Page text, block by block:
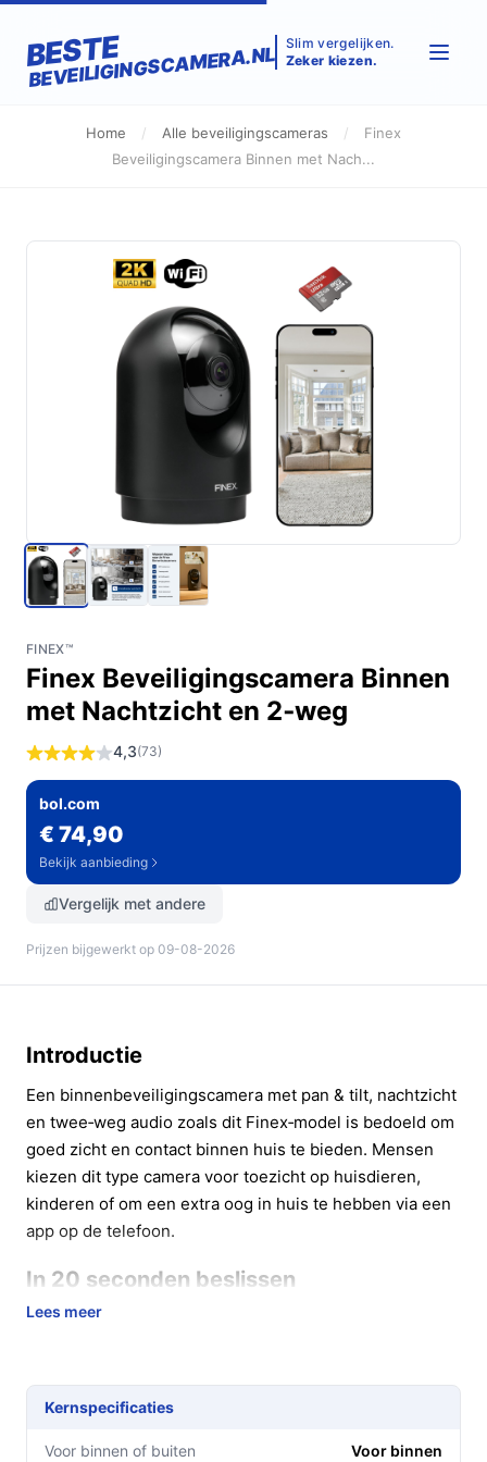
BESTE
BEVEILIGINGSCAMERA.NL Slim vergelijken.
Zeker kiezen.
Home / Alle beveiligingscameras /
Finex
Beveiligingscamera Binnen met Nach...
FINEX™
Finex Beveiligingscamera Binnen
met Nachtzicht en 2‑weg
4,3(73)
bol.com
€ 74,90
Bekijk aanbieding
Vergelijk met andere
Prijzen bijgewerkt op 09-08-2026
Introductie
Een binnenbeveiligingscamera met pan & tilt, nachtzicht
en twee‑weg audio zoals dit Finex‑model is bedoeld om
goed zicht en contact binnen huis te bieden. Mensen
kiezen dit type camera voor toezicht op huisdieren,
kinderen of om een extra oog in huis te hebben via een
app op de telefoon.
In 20 seconden beslissen
Kopen als:
Niet kopen als:
muurbeugel (deze levert geen muurbeugel).
Lees meer
Kernspecificaties
Voor binnen of buiten Voor binnen